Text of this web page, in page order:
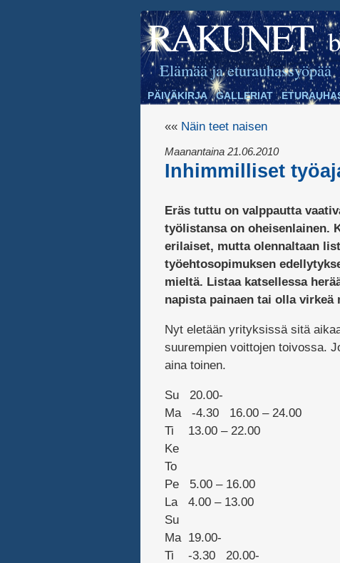
RAKUNET
Elämää ja eturauhassyöpää
PÄIVÄKIRJA GALLERIAT
«« Näin teet naisen
Maanantaina 21.06.2010
Inhimmilliset
Eräs tuttu on valppautta
työlistansa on oheisenlainen.
erilaiset, mutta olennaltaan
työehtosopimuksen
mieltä. Listaa katsellessa
napista painaen tai olla virkeä
Nyt eletään yrityksissä sitä
suurempien voittojen toivossa.
aina toinen.
Su 20.00-
Ma -4.30 16.00 – 24.00
Ti 13.00 – 22.00
Ke
To
Pe 5.00 – 16.00
La 4.00 – 13.00
Su
Ma 19.00-
Ti -3.30 20.00-